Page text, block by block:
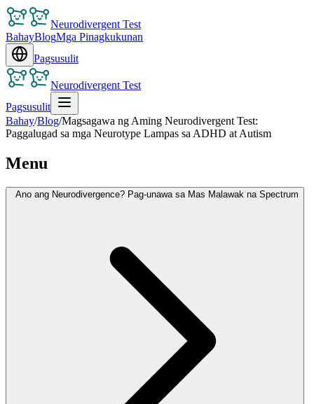
Neurodivergent Test
BahayBlogMga Pinagkukunan
Pagsusulit
Neurodivergent Test
Pagsusulit
Bahay/Blog/Magsagawa ng Aming Neurodivergent Test:
Paggalugad sa mga Neurotype Lampas sa ADHD at Autism
Menu
Ano ang Neurodivergence? Pag-unawa sa Mas Malawak na Spectrum